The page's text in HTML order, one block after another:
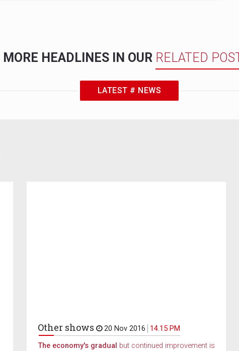
MORE HEADLINES IN OUR RELATED
LATEST # NEWS
Other shows 20 Nov 2016
14.15 PM
The economy's gradual but continued improvement is